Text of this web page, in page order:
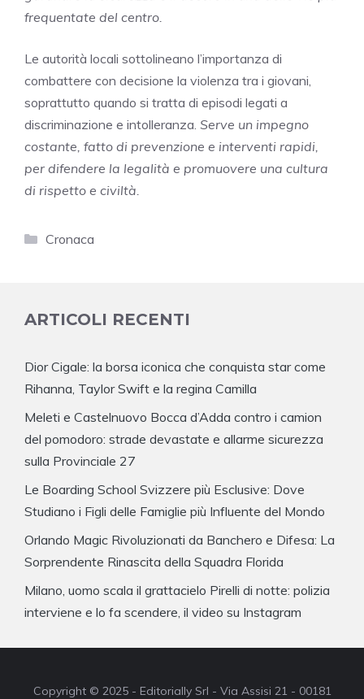
frequentate del centro.
Le autorità locali sottolineano l’importanza di
combattere con decisione la violenza tra i giovani,
soprattutto quando si tratta di episodi legati a
discriminazione e intolleranza. Serve un impegno
costante, fatto di prevenzione e interventi rapidi,
per difendere la legalità e promuovere una cultura
di rispetto e civiltà.
Categorie
Cronaca
ARTICOLI RECENTI
Dior Cigale: la borsa iconica che conquista star come
Rihanna, Taylor Swift e la regina Camilla
Meleti e Castelnuovo Bocca d’Adda contro i camion
del pomodoro: strade devastate e allarme sicurezza
sulla Provinciale 27
Le Boarding School Svizzere più Esclusive: Dove
Studiano i Figli delle Famiglie più Influente del Mondo
Orlando Magic Rivoluzionati da Banchero e Difesa: La
Sorprendente Rinascita della Squadra Florida
Milano, uomo scala il grattacielo Pirelli di notte: polizia
interviene e lo fa scendere, il video su Instagram
Copyright © 2025 - Editorially Srl - Via Assisi 21 - 00181